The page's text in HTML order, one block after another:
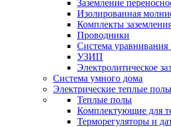
Заземление
Изолированная
Комплекты
Проводники
Система уравнивания
УЗИП
Электролитическое
Система умного дома
Электрические теплые полы
Теплые полы
Комплектующие для
Терморегуляторы и